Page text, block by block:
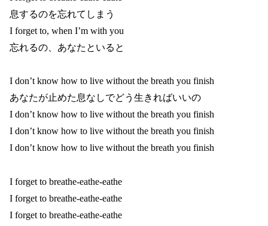
息するのを忘れてしまう
I forget to, when I’m with you
忘れるの、あなたといると
I don’t know how to live without the breath you finish
あなたが止めた息なしでどう生きればいいの
I don’t know how to live without the breath you finish
I don’t know how to live without the breath you finish
I don’t know how to live without the breath you finish
I forget to breathe-eathe-eathe
I forget to breathe-eathe-eathe
I forget to breathe-eathe-eathe